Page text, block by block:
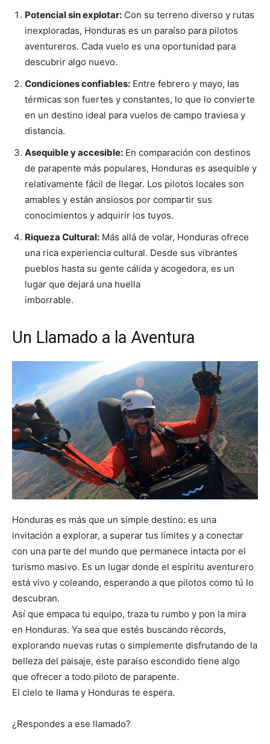
Potencial sin explotar: Con su terreno diverso y rutas
inexploradas, Honduras es un paraíso para pilotos
aventureros. Cada vuelo es una oportunidad para
descubrir algo nuevo.
Condiciones confiables: Entre febrero y mayo, las
térmicas son fuertes y constantes, lo que lo convierte
en un destino ideal para vuelos de campo traviesa y
distancia.
Asequible y accesible: En comparación con destinos
de parapente más populares, Honduras es asequible y
relativamente fácil de llegar. Los pilotos locales son
amables y están ansiosos por compartir sus
conocimientos y adquirir los tuyos.
Riqueza Cultural: Más allá de volar, Honduras ofrece
una rica experiencia cultural. Desde sus vibrantes
pueblos hasta su gente cálida y acogedora, es un
lugar que dejará una huella
imborrable.
Un Llamado a la Aventura
Honduras es más que un simple destino: es una
invitación a explorar, a superar tus límites y a conectar
con una parte del mundo que permanece intacta por el
turismo masivo. Es un lugar donde el espíritu aventurero
está vivo y coleando, esperando a que pilotos como tú lo
descubran.
Así que empaca tu equipo, traza tu rumbo y pon la mira
en Honduras. Ya sea que estés buscando récords,
explorando nuevas rutas o simplemente disfrutando de la
belleza del paisaje, este paraíso escondido tiene algo
que ofrecer a todo piloto de parapente.
El cielo te llama y Honduras te espera.
¿Respondes a ese llamado?